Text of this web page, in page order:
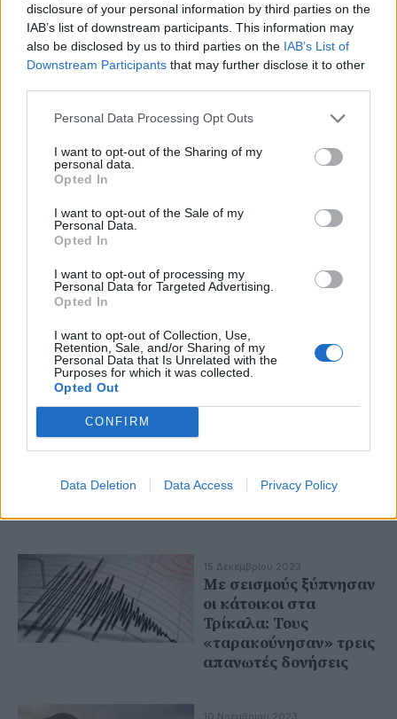
disclosure of your personal information by third parties on the
IAB’s list of downstream participants. This information may
also be disclosed by us to third parties on the IAB’s List of
Downstream Participants that may further disclose it to other
Personal Data Processing Opt Outs
I want to opt-out of the Sharing of my
personal data.
Opted In
I want to opt-out of the Sale of my
Personal Data.
Opted In
I want to opt-out of processing my
Personal Data for Targeted Advertising.
Opted In
I want to opt-out of Collection, Use,
Retention, Sale, and/or Sharing of my
Personal Data that Is Unrelated with the
Purposes for which it was collected.
Opted Out
CONFIRM
Data Deletion Data Access Privacy Policy
στην Κρήτη
03 Απριλίου 2024
σεισμούς - Πώς
λειτουργεί το
πρωτοποριακό
σύστημα
15 Δεκεμβρίου 2023
Με σεισμούς ξύπνησαν
οι κάτοικοι στα
Τρίκαλα: Τους
«ταρακούνησαν» τρεις
απανωτές δονήσεις
10 Νοεμβρίου 2023